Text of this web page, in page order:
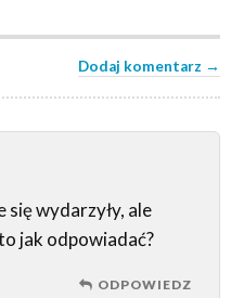
Dodaj komentarz →
się wydarzyły, ale
jak odpowiadać?
ODPOWIEDZ